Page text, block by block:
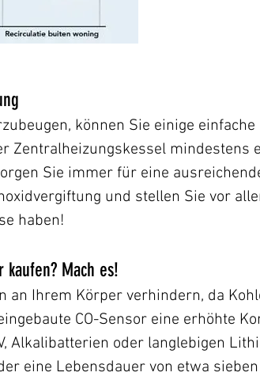
können Sie einige
Zentralheizungskessel mindestens
Sie immer für eine
und stellen Sie vor
haben!
Mach es!​
an Ihrem Körper verhindern, da
CO-Sensor eine erhöhte
Alkalibatterien oder langlebigen
eine Lebensdauer von etwa